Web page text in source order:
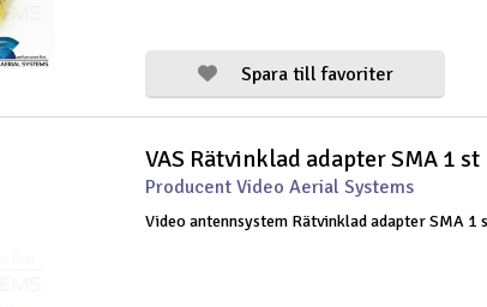
Spara till favoriter
VAS Rätvinklad adapter SMA 1 st
Producent Video Aerial Systems
Video antennsystem Rätvinklad adapter SMA 1